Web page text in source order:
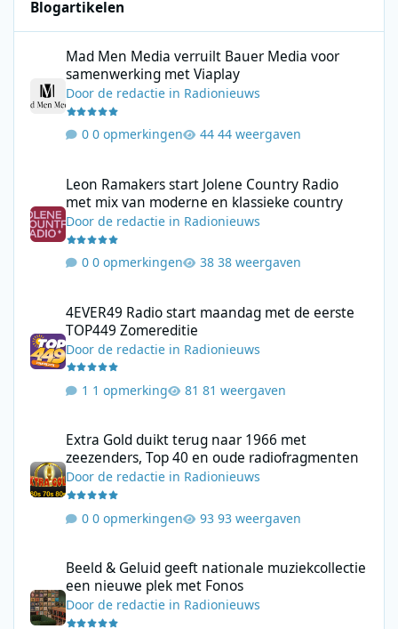
Blogartikelen
Mad Men Media verruilt Bauer Media voor
samenwerking met Viaplay
Doorde redactie in Radionieuws
0 opmerkingen 44 weergaven
Leon Ramakers start Jolene Country Radio
met mix van moderne en klassieke country
Doorde redactie in Radionieuws
0 opmerkingen 38 weergaven
4EVER49 Radio start maandag met de eerste
TOP449 Zomereditie
Doorde redactie in Radionieuws
1 opmerking 81 weergaven
Extra Gold duikt terug naar 1966 met
zeezenders, Top 40 en oude radiofragmenten
Doorde redactie in Radionieuws
0 opmerkingen 93 weergaven
Beeld & Geluid geeft nationale muziekcollectie
een nieuwe plek met Fonos
Doorde redactie in Radionieuws